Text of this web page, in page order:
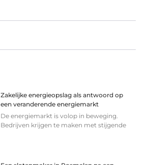
Zakelijke energieopslag als antwoord op
een veranderende energiemarkt
De energiemarkt is volop in beweging.
Bedrijven krijgen te maken met stijgende